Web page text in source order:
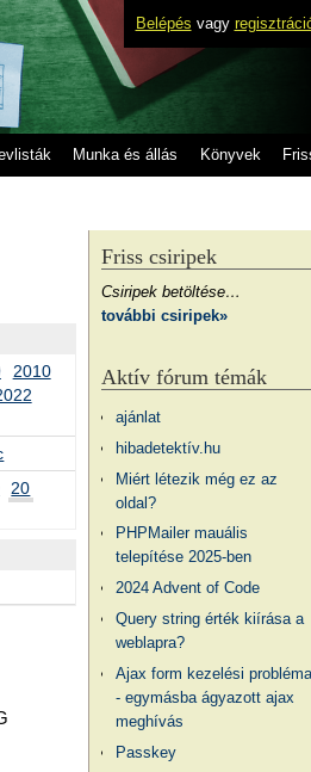
Belépés vagy
Munka és állás Könyvek
2010
20
Friss csiripek
Csiripek betöltése…
további csiripek»
Aktív fórum témák
ajánlat
hibadetektív.hu
Miért létezik még ez az
oldal?
PHPMailer mauális
telepítése 2025-ben
2024 Advent of Code
Query string érték kiírása a
weblapra?
Ajax form kezelési probléma
- egymásba ágyazott ajax
meghívás
Passkey